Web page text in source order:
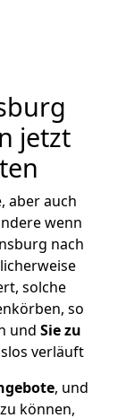
jetzt
aber auch
wenn
nach
solche
so
und Sie zu
verläuft
, und
können,